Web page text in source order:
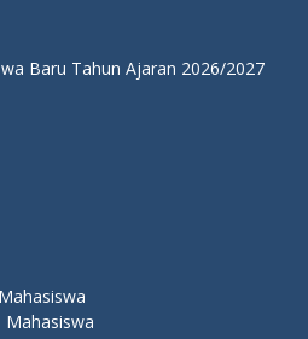
Baru Tahun Ajaran 2026/2027
Mahasiswa